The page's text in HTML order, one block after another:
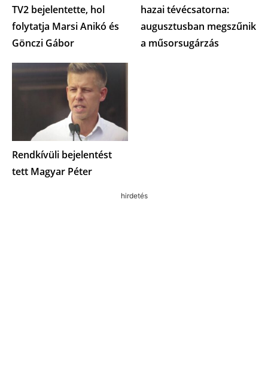
TV2 bejelentette, hol
folytatja Marsi Anikó és
Gönczi Gábor
hazai tévécsatorna:
augusztusban megszűnik
a műsorsugárzás
Rendkívüli bejelentést
tett Magyar Péter
hirdetés